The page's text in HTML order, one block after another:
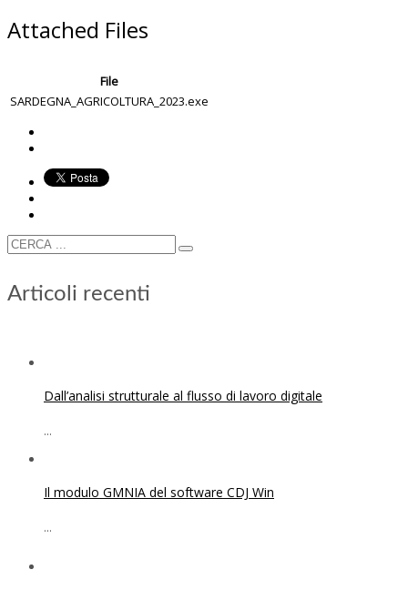
Attached Files
File
SARDEGNA_AGRICOLTURA_2023.exe
Articoli recenti
Dall’analisi strutturale al flusso di lavoro digitale
...
Il modulo GMNIA del software CDJ Win
...